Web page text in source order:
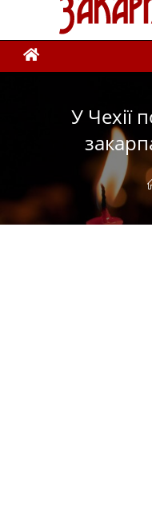
У Чехії